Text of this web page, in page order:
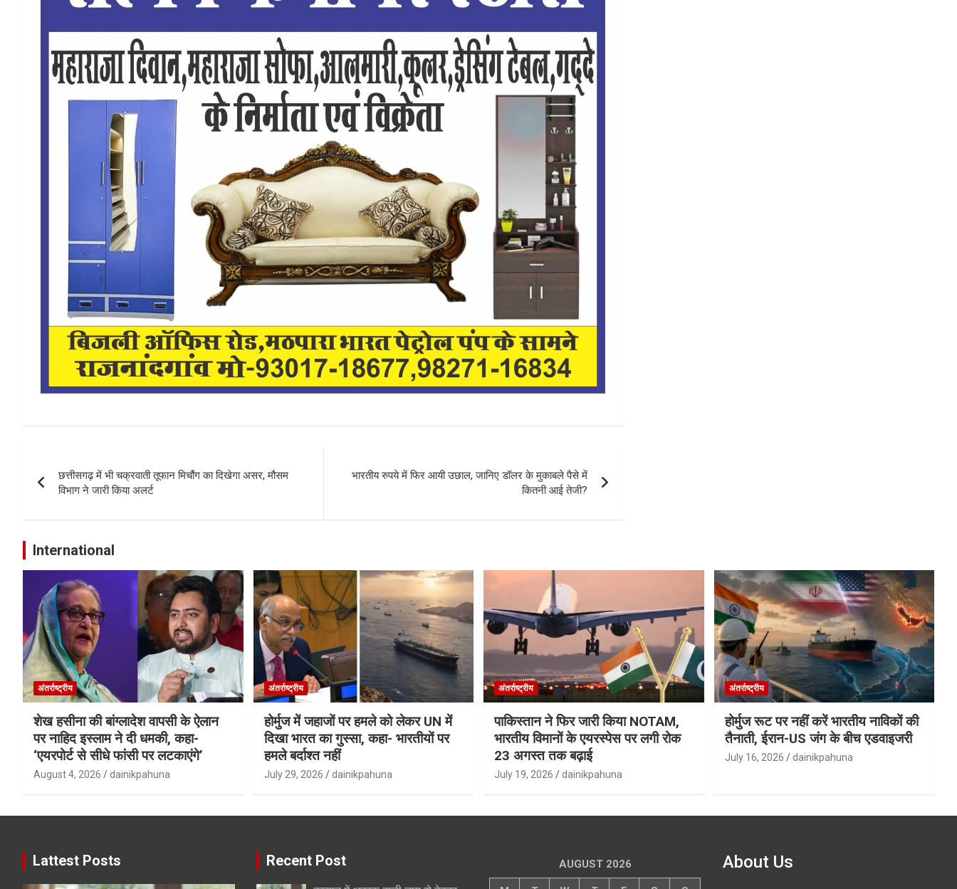
navigation
छत्तीसगढ़ में भी चक्रवाती तूफान मिचौंग का दिखेगा असर, मौसम
विभाग ने जारी किया अलर्ट
भारतीय रुपये में फिर आयी उछाल, जानिए डॉलर के मुकाबले पैसे में
कितनी आई तेजी?
International
अंतर्राष्ट्रीय
शेख हसीना की बांग्लादेश वापसी के ऐलान
पर नाहिद इस्लाम ने दी धमकी, कहा-
‘एयरपोर्ट से सीधे फांसी पर लटकाएंगे’
August 4, 2026 dainikpahuna
अंतर्राष्ट्रीय
होर्मुज में जहाजों पर हमले को लेकर UN में
दिखा भारत का गुस्सा, कहा- भारतीयों पर
हमले बर्दाश्त नहीं
July 29, 2026 dainikpahuna
अंतर्राष्ट्रीय
पाकिस्तान ने फिर जारी किया NOTAM,
भारतीय विमानों के एयरस्पेस पर लगी रोक
23 अगस्त तक बढ़ाई
July 19, 2026 dainikpahuna
अंतर्राष्ट्रीय
होर्मुज रूट पर नहीं करें भारतीय नाविकों की
तैनाती, ईरान-US जंग के बीच एडवाइजरी
July 16, 2026 dainikpahuna
Lattest Posts Recent Post AUGUST 2026 About Us